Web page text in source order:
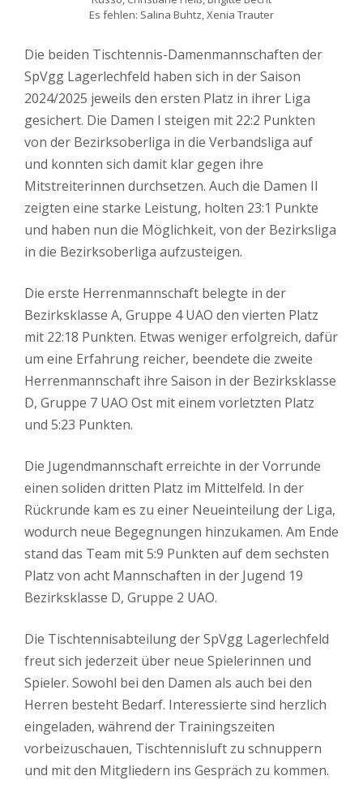
Es fehlen: Salina Buhtz, Xenia Trauter
Die beiden Tischtennis-Damenmannschaften der
SpVgg Lagerlechfeld haben sich in der Saison
2024/2025 jeweils den ersten Platz in ihrer Liga
gesichert. Die Damen I steigen mit 22:2 Punkten
von der Bezirksoberliga in die Verbandsliga auf
und konnten sich damit klar gegen ihre
Mitstreiterinnen durchsetzen. Auch die Damen II
zeigten eine starke Leistung, holten 23:1 Punkte
und haben nun die Möglichkeit, von der Bezirksliga
in die Bezirksoberliga aufzusteigen.
Die erste Herrenmannschaft belegte in der
Bezirksklasse A, Gruppe 4 UAO den vierten Platz
mit 22:18 Punkten. Etwas weniger erfolgreich, dafür
um eine Erfahrung reicher, beendete die zweite
Herrenmannschaft ihre Saison in der Bezirksklasse
D, Gruppe 7 UAO Ost mit einem vorletzten Platz
und 5:23 Punkten.
Die Jugendmannschaft erreichte in der Vorrunde
einen soliden dritten Platz im Mittelfeld. In der
Rückrunde kam es zu einer Neueinteilung der Liga,
wodurch neue Begegnungen hinzukamen. Am Ende
stand das Team mit 5:9 Punkten auf dem sechsten
Platz von acht Mannschaften in der Jugend 19
Bezirksklasse D, Gruppe 2 UAO.
Die Tischtennisabteilung der SpVgg Lagerlechfeld
freut sich jederzeit über neue Spielerinnen und
Spieler. Sowohl bei den Damen als auch bei den
Herren besteht Bedarf. Interessierte sind herzlich
eingeladen, während der Trainingszeiten
vorbeizuschauen, Tischtennisluft zu schnuppern
und mit den Mitgliedern ins Gespräch zu kommen.